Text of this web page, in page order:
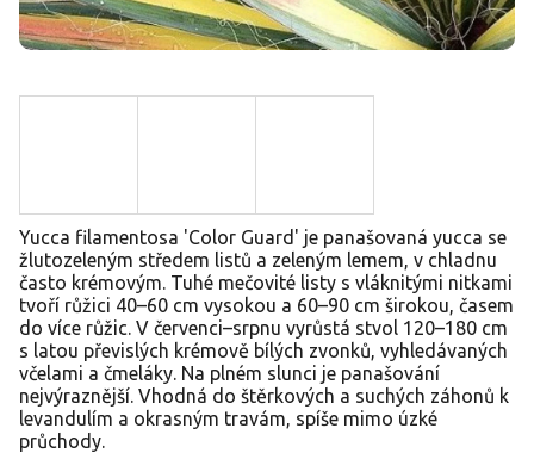
Yucca filamentosa 'Color Guard' je panašovaná yucca se
žlutozeleným středem listů a zeleným lemem, v chladnu
často krémovým. Tuhé mečovité listy s vláknitými nitkami
tvoří růžici 40–60 cm vysokou a 60–90 cm širokou, časem
do více růžic. V červenci–srpnu vyrůstá stvol 120–180 cm
s latou převislých krémově bílých zvonků, vyhledávaných
včelami a čmeláky. Na plném slunci je panašování
nejvýraznější. Vhodná do štěrkových a suchých záhonů k
levandulím a okrasným travám, spíše mimo úzké
průchody.